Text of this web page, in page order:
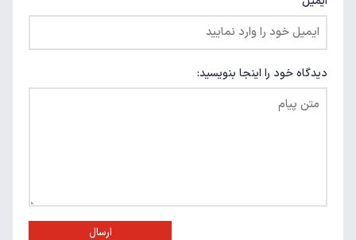
دیدگاه خود را اینجا بنویسید:
ارسال